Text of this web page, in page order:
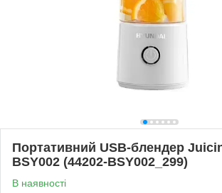
Портативний USB-блендер
BSY002 (44202-BSY002_299)
В наявності